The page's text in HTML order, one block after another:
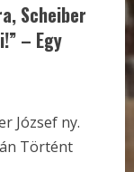
Scheiber
– Egy
József ny.
Történt